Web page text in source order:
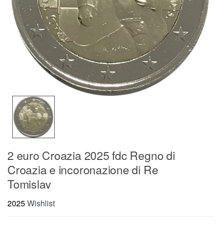
2 euro Croazia 2025 fdc Regno di
Croazia e incoronazione di Re
Tomislav
2025Wishlist